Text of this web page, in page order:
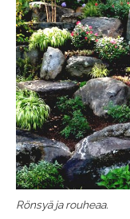
Rönsyä ja rouheaa.